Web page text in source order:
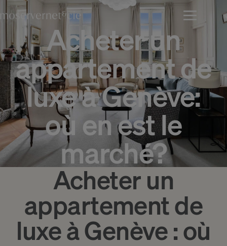
Acheter un
appartement de
luxe à Genève:
où en est le
marché?
Acheter un
appartement de
luxe à Genève : où